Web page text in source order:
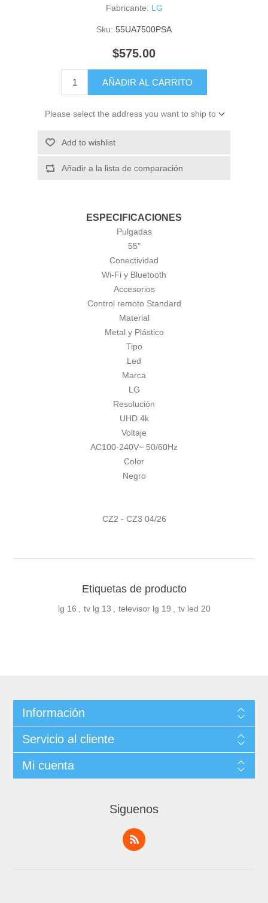
Fabricante: LG
Sku: 55UA7500PSA
$575.00
AÑADIR AL CARRITO
Please select the address you want to ship to
Add to wishlist
Añadir a la lista de comparación
ESPECIFICACIONES
Pulgadas
55"
Conectividad
Wi-Fi y Bluetooth
Accesorios
Control remoto Standard
Material
Metal y Plástico
Tipo
Led
Marca
LG
Resolución
UHD 4k
Voltaje
AC100-240V~ 50/60Hz
Color
Negro
CZ2 - CZ3 04/26
Etiquetas de producto
lg 16 , tv lg 13 , televisor lg 19 , tv led 20
Información
Servicio al cliente
Mi cuenta
Siguenos